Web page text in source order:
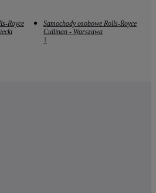
Royce
Samochody osobowe Rolls-Royce
Cullinan - Warszawa
1